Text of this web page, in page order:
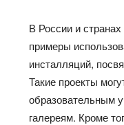
В России и
примеры
инсталляций,
Такие проекты
образовательным
галереям. Кроме